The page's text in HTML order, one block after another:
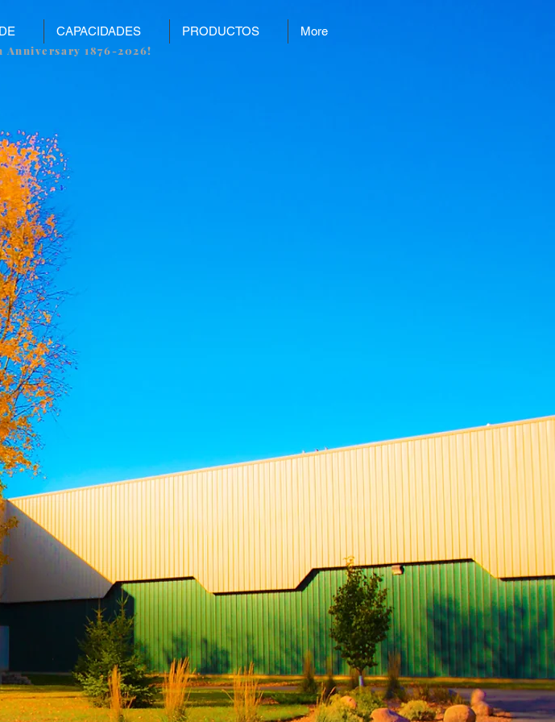
CAPACIDADES PRODUCTOS
More
1876-2026!